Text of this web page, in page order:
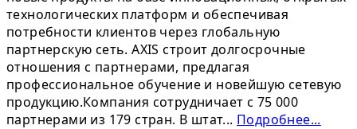
технологических платформ и обеспечивая
потребности клиентов через глобальную
партнерскую сеть. AXIS строит долгосрочные
отношения с партнерами, предлагая
профессиональное обучение и новейшую сетевую
продукцию.Компания сотрудничает с 75 000
партнерами из 179 стран. В штат... Подробнее...